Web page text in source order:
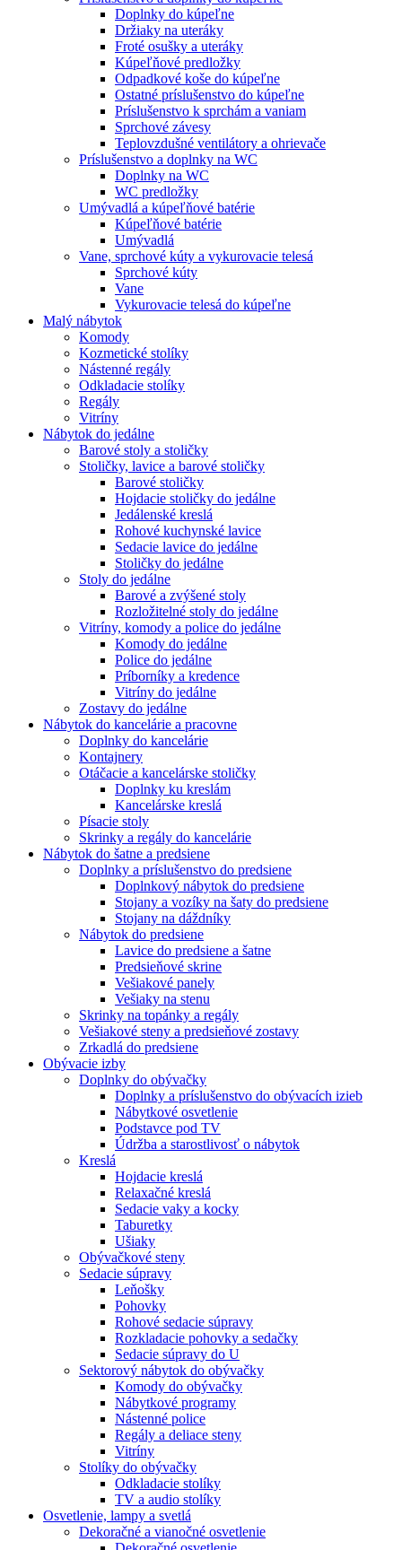
Doplnky do kúpeľne
Držiaky na uteráky
Froté osušky a uteráky
Kúpeľňové predložky
Odpadkové koše do kúpeľne
Ostatné príslušenstvo do kúpeľne
Príslušenstvo k sprchám a vaniam
Sprchové závesy
Teplovzdušné ventilátory a ohrievače
Príslušenstvo a doplnky na WC
Doplnky na WC
WC predložky
Umývadlá a kúpeľňové batérie
Kúpeľňové batérie
Umývadlá
Vane, sprchové kúty a vykurovacie telesá
Sprchové kúty
Vane
Vykurovacie telesá do kúpeľne
Malý nábytok
Komody
Kozmetické stolíky
Nástenné regály
Odkladacie stolíky
Regály
Vitríny
Nábytok do jedálne
Barové stoly a stoličky
Stoličky, lavice a barové stoličky
Barové stoličky
Hojdacie stoličky do jedálne
Jedálenské kreslá
Rohové kuchynské lavice
Sedacie lavice do jedálne
Stoličky do jedálne
Stoly do jedálne
Barové a zvýšené stoly
Rozložitelné stoly do jedálne
Vitríny, komody a police do jedálne
Komody do jedálne
Police do jedálne
Príborníky a kredence
Vitríny do jedálne
Zostavy do jedálne
Nábytok do kancelárie a pracovne
Doplnky do kancelárie
Kontajnery
Otáčacie a kancelárske stoličky
Doplnky ku kreslám
Kancelárske kreslá
Písacie stoly
Skrinky a regály do kancelárie
Nábytok do šatne a predsiene
Doplnky a príslušenstvo do predsiene
Doplnkový nábytok do predsiene
Stojany a vozíky na šaty do predsiene
Stojany na dáždníky
Nábytok do predsiene
Lavice do predsiene a šatne
Predsieňové skrine
Vešiakové panely
Vešiaky na stenu
Skrinky na topánky a regály
Vešiakové steny a predsieňové zostavy
Zrkadlá do predsiene
Obývacie izby
Doplnky do obývačky
Doplnky a príslušenstvo do obývacích izieb
Nábytkové osvetlenie
Podstavce pod TV
Údržba a starostlivosť o nábytok
Kreslá
Hojdacie kreslá
Relaxačné kreslá
Sedacie vaky a kocky
Taburetky
Ušiaky
Obývačkové steny
Sedacie súpravy
Leňošky
Pohovky
Rohové sedacie súpravy
Rozkladacie pohovky a sedačky
Sedacie súpravy do U
Sektorový nábytok do obývačky
Komody do obývačky
Nábytkové programy
Nástenné police
Regály a deliace steny
Vitríny
Stolíky do obývačky
Odkladacie stolíky
TV a audio stolíky
Osvetlenie, lampy a svetlá
Dekoračné a vianočné osvetlenie